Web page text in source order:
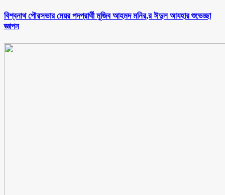
বিশ্বনাথ পৌরসভার মেয়র পদপ্রার্থী মুজিব আহমদ মনির,র ঈদুল আযহার শুভেচ্ছা
জ্ঞাপন